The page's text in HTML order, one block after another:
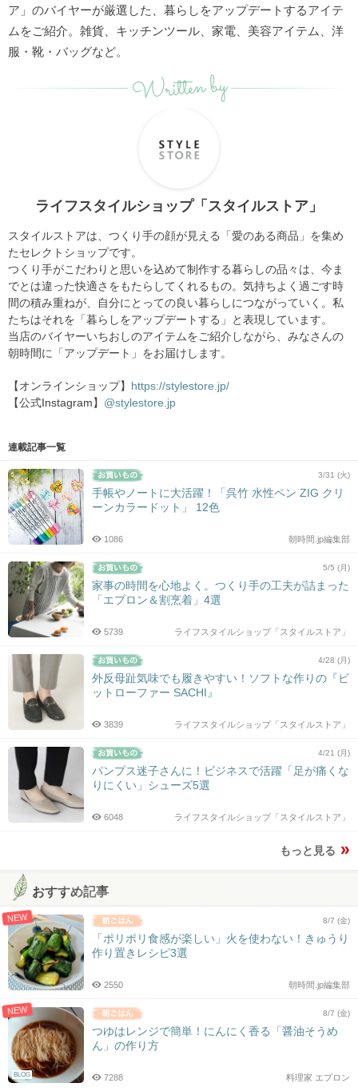
ア」のバイヤーが厳選した、暮らしをアップデートするアイテ
ムをご紹介。雑貨、キッチンツール、家電、美容アイテム、洋
服・靴・バッグなど。
Written by
ライフスタイルショップ「スタイルストア」
スタイルストアは、つくり手の顔が見える「愛のある商品」を集め
たセレクトショップです。
つくり手がこだわりと思いを込めて制作する暮らしの品々は、今ま
でとは違った快適さをもたらしてくれるもの。気持ちよく過ごす時
間の積み重ねが、自分にとっての良い暮らしにつながっていく。私
たちはそれを「暮らしをアップデートする」と表現しています。
当店のバイヤーいちおしのアイテムをご紹介しながら、みなさんの
朝時間に「アップデート」をお届けします。
【オンラインショップ】
https://stylestore.jp/
【公式Instagram】 @stylestore.jp
連載記事一覧
3/31 (火)
手帳やノートに大活躍！「呉竹 水性ペン ZIG クリ
ーンカラードット」 12色
朝時間.jp編集部
1086
5/5 (月)
家事の時間を心地よく。つくり手の工夫が詰まった
「エプロン＆割烹着」4選
ライフスタイルショップ「スタイルストア」
5739
4/28 (月)
外反母趾気味でも履きやすい！ソフトな作りの『ビ
ットローファー SACHI』
ライフスタイルショップ「スタイルストア」
3839
4/21 (月)
パンプス迷子さんに！ビジネスで活躍「足が痛くな
りにくい」シューズ5選
ライフスタイルショップ「スタイルストア」
6048
もっと見る
おすすめ記事
NEW 8/7 (金)
「ポリポリ食感が楽しい」火を使わない！きゅうり
作り置きレシピ3選
朝時間.jp編集部
2550
NEW
BLOG
8/7 (金)
つゆはレンジで簡単！にんにく香る「醤油そうめ
ん」の作り方
料理家 エプロン
7288